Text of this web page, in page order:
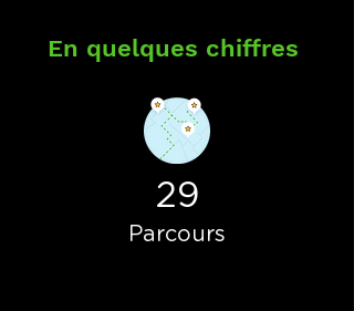
En quelques chiffres
29
Parcours